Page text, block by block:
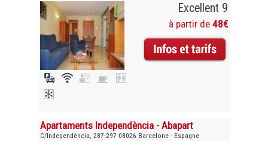
Excellent 9
à partir de 48€
Apartaments Independència - Abapart
C/Independència, 287-297 08026 Barcelone - Espagne